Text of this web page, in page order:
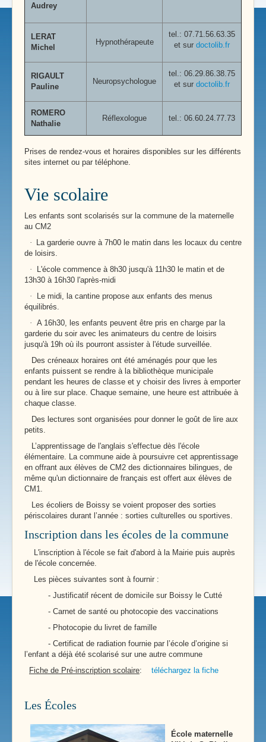
Audrey
LERAT
Michel
Hypnothérapeute
tel.: 07.71.56.63.35
et sur doctolib.fr
RIGAULT
Pauline
Neuropsychologue
tel.: 06.29.86.38.75
et sur doctolib.fr
ROMERO
Nathalie
Réflexologue tel.: 06.60.24.77.73
Prises de rendez-vous et horaires disponibles sur les différents
sites internet ou par téléphone.
Vie scolaire
Les enfants sont scolarisés sur la commune de la maternelle
au CM2
·
La garderie ouvre à 7h00 le matin dans les locaux du centre
de loisirs.
·
L'école commence à 8h30 jusqu'à 11h30 le matin et de
13h30 à 16h30 l'après-midi
·
Le midi, la cantine propose aux enfants des menus
équilibrés.
· A 16h30, les enfants peuvent être pris en charge par la
garderie du soir avec les animateurs du centre de loisirs
jusqu'à 19h où ils pourront assister à l'étude surveillée.
Des créneaux horaires ont été aménagés pour que les
enfants puissent se rendre à la bibliothèque municipale
pendant les heures de classe et y choisir des livres à emporter
ou à lire sur place. Chaque semaine, une heure est attribuée à
chaque classe.
Des lectures sont organisées pour donner le goût de lire aux
petits.
L’apprentissage de l'anglais s'effectue dès l'école
élémentaire. La commune aide à poursuivre cet apprentissage
en offrant aux élèves de CM2 des dictionnaires bilingues, de
même qu'un dictionnaire de français est offert aux élèves de
CM1.
Les écoliers de Boissy se voient proposer des sorties
périscolaires durant l’année : sorties culturelles ou sportives.
Inscription dans les écoles de la commune
L'inscription à l'école se fait d'abord à la Mairie puis auprès
de l'école concernée.
Les pièces suivantes sont à fournir :
- Justificatif récent de domicile sur Boissy le Cutté
- Carnet de santé ou photocopie des vaccinations
- Photocopie du livret de famille
- Certificat de radiation fournie par l’école d’origine si
l’enfant a déjà été scolarisé sur une autre commune
Fiche de Pré-inscription scolaire: téléchargez la fiche
Les Écoles
École maternelle